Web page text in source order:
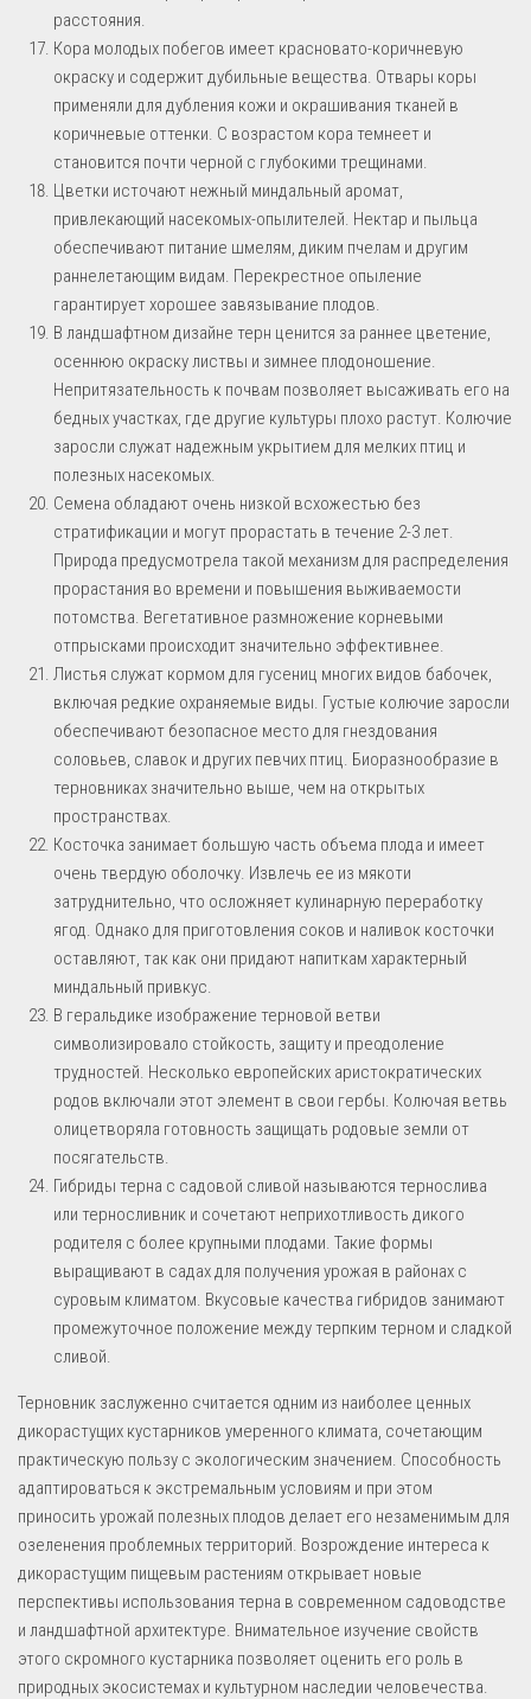
расстояния.
Кора молодых побегов имеет красновато-коричневую
окраску и содержит дубильные вещества. Отвары коры
применяли для дубления кожи и окрашивания тканей в
коричневые оттенки. С возрастом кора темнеет и
становится почти черной с глубокими трещинами.
Цветки источают нежный миндальный аромат,
привлекающий насекомых-опылителей. Нектар и пыльца
обеспечивают питание шмелям, диким пчелам и другим
раннелетающим видам. Перекрестное опыление
гарантирует хорошее завязывание плодов.
В ландшафтном дизайне терн ценится за раннее цветение,
осеннюю окраску листвы и зимнее плодоношение.
Непритязательность к почвам позволяет высаживать его на
бедных участках, где другие культуры плохо растут. Колючие
заросли служат надежным укрытием для мелких птиц и
полезных насекомых.
Семена обладают очень низкой всхожестью без
стратификации и могут прорастать в течение 2-3 лет.
Природа предусмотрела такой механизм для распределения
прорастания во времени и повышения выживаемости
потомства. Вегетативное размножение корневыми
отпрысками происходит значительно эффективнее.
Листья служат кормом для гусениц многих видов бабочек,
включая редкие охраняемые виды. Густые колючие заросли
обеспечивают безопасное место для гнездования
соловьев, славок и других певчих птиц. Биоразнообразие в
терновниках значительно выше, чем на открытых
пространствах.
Косточка занимает большую часть объема плода и имеет
очень твердую оболочку. Извлечь ее из мякоти
затруднительно, что осложняет кулинарную переработку
ягод. Однако для приготовления соков и наливок косточки
оставляют, так как они придают напиткам характерный
миндальный привкус.
В геральдике изображение терновой ветви
символизировало стойкость, защиту и преодоление
трудностей. Несколько европейских аристократических
родов включали этот элемент в свои гербы. Колючая ветвь
олицетворяла готовность защищать родовые земли от
посягательств.
Гибриды терна с садовой сливой называются тернослива
или терносливник и сочетают неприхотливость дикого
родителя с более крупными плодами. Такие формы
выращивают в садах для получения урожая в районах с
суровым климатом. Вкусовые качества гибридов занимают
промежуточное положение между терпким терном и сладкой
сливой.
Терновник заслуженно считается одним из наиболее ценных
дикорастущих кустарников умеренного климата, сочетающим
практическую пользу с экологическим значением. Способность
адаптироваться к экстремальным условиям и при этом
приносить урожай полезных плодов делает его незаменимым для
озеленения проблемных территорий. Возрождение интереса к
дикорастущим пищевым растениям открывает новые
перспективы использования терна в современном садоводстве
и ландшафтной архитектуре. Внимательное изучение свойств
этого скромного кустарника позволяет оценить его роль в
природных экосистемах и культурном наследии человечества.